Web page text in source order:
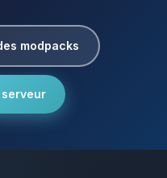
modpacks